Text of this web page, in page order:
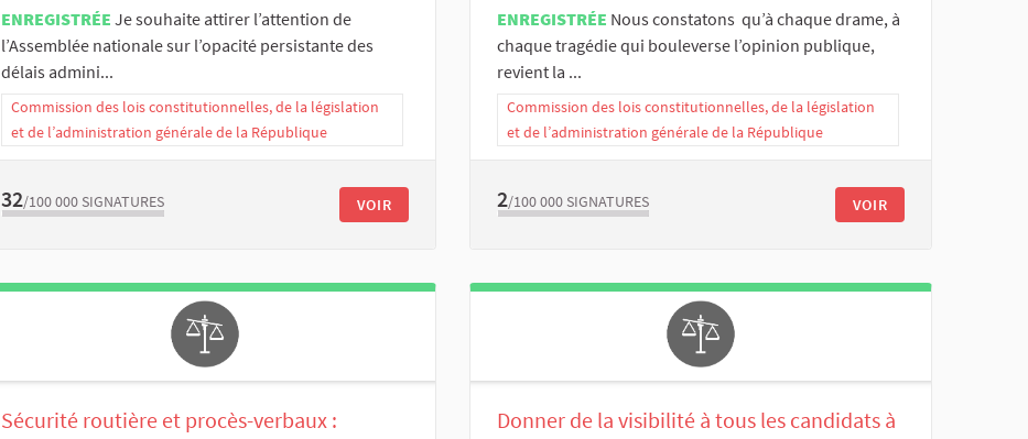
ENREGISTRÉE Je souhaite attirer l’attention de
l’Assemblée nationale sur l’opacité persistante des
délais admini...
Commission des lois constitutionnelles, de la législation
et de l’administration générale de la République
32/100 000 SIGNATURES VOIR
ENREGISTRÉE Nous constatons qu’à chaque drame, à
chaque tragédie qui bouleverse l’opinion publique,
revient la ...
Commission des lois constitutionnelles, de la législation
et de l’administration générale de la République
2/100 000 SIGNATURES VOIR
Sécurité routière et procès-verbaux :
Donner de la visibilité à tous les candidats à